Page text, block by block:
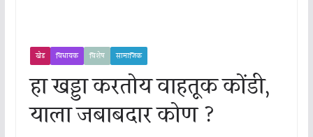
खेड विधायक विशेष सामाजिक
हा खड्डा करतोय वाहतूक कोंडी,
याला जबाबदार कोण ?